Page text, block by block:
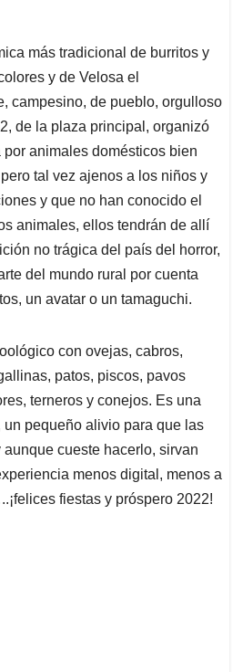
más tradicional de burritos y
y de Velosa el
campesino, de pueblo, orgulloso
de la plaza principal, organizó
animales domésticos bien
tal vez ajenos a los niños y
y que no han conocido el
animales, ellos tendrán de allí
no trágica del país del horror,
del mundo rural por cuenta
un avatar o un tamaguchi.
con ovejas, cabros,
patos, piscos, pavos
terneros y conejos. Es una
pequeño alivio para que las
cueste hacerlo, sirvan
menos digital, menos a
fiestas y próspero 2022!